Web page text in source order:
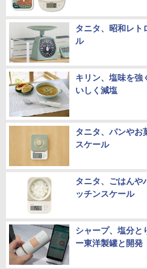
タニタ、昭和レト
ル
キリン、塩味を
いしく減塩
タニタ、パンやお
スケール
タニタ、ごはんや
ッチンスケール
シャープ、塩分と
ー東洋製罐と開発